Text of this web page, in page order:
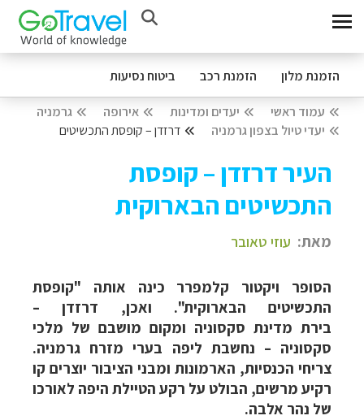
הזמנת מלון הזמנת רכב ביטוח נסיעות
עמוד ראשי יעדים ומדינות אירופה
גרמניה
יעדי טיול בצפון גרמניה
דרזדן – קופסת התכשיטים
העיר דרזדן – קופסת
התכשיטים הבארוקית
מאת: עוזי טאובר
הסופר ויקטור קלמפרר כינה אותה "קופסת
התכשיטים הבארוקית". ואכן, דרזדן –
בירת מדינת סקסוניה ומקום מושבם של מלכי
סקסוניה – נחשבת ליפה בערי מזרח גרמניה.
צריחי הכנסיות, הארמונות ומבני הציבור יוצרים קו
רקיע מרשים, הבולט על רקע הטיילת היפה לאורכו
של נהר אלבה.